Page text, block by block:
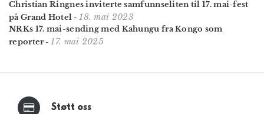
Christian Ringnes inviterte samfunnseliten til 17. mai-fest
på Grand Hotel -18. mai 2023
NRKs 17. mai-sending med Kahungu fra Kongo som
reporter-17. mai 2025
Støtt oss